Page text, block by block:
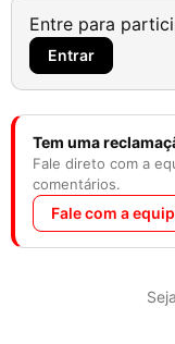
Entre para
Entrar
Tem uma
Fale direto com a
comentários.
Fale com a